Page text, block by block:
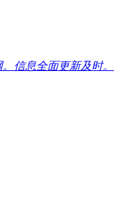
信息全面更新及时。